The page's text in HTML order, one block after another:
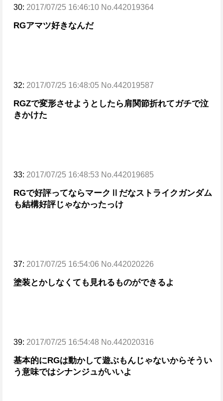
30: 2017/07/25 16:46:10 No.442019364
RGアマツ好きなんだ
32: 2017/07/25 16:48:05 No.442019587
RGZで変形させようとしたら肩関節折れてガチで泣
きかけた
33: 2017/07/25 16:48:53 No.442019685
RGで好評ってならマークⅡだなストライクガンダム
も結構好評じゃなかったっけ
37: 2017/07/25 16:54:06 No.442020226
塗装とかしなくても見れるものができるよ
39: 2017/07/25 16:54:48 No.442020316
基本的にRGは動かして遊ぶもんじゃないからそうい
う意味ではシナンジュがいいよ